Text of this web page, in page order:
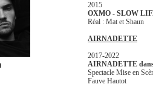
2015
OXMO - SLOW
Réal : Mat et Shaun
AIRNADETTE
2017-2022
AIRNADETTE
Spectacle Mise en
Fauve Hautot